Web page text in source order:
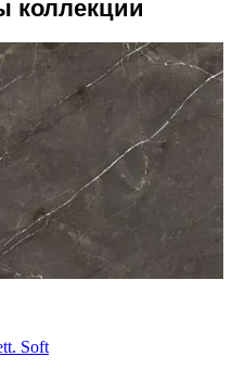
коллекции
Soft